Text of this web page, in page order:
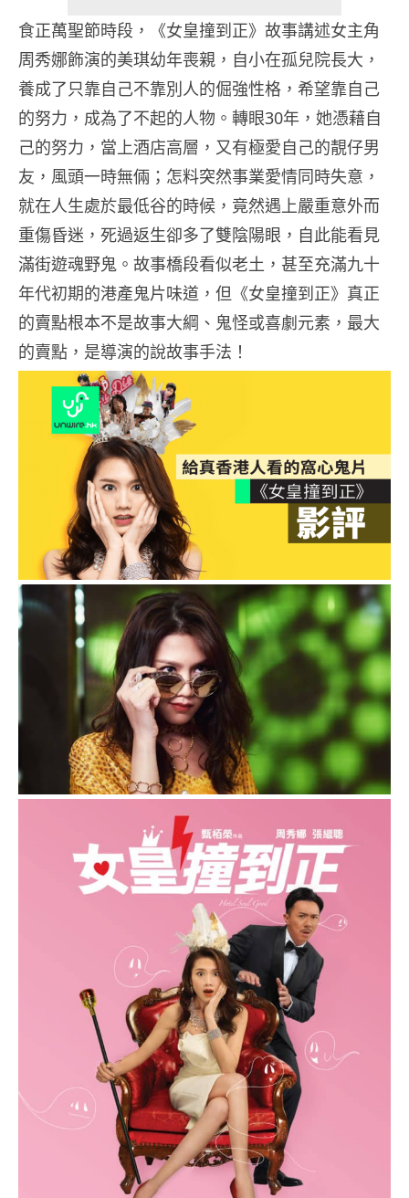
食正萬聖節時段，《女皇撞到正》故事講述女主角
周秀娜飾演的美琪幼年喪親，自小在孤兒院長大，
養成了只靠自己不靠別人的倔強性格，希望靠自己
的努力，成為了不起的人物。轉眼30年，她憑藉自
己的努力，當上酒店高層，又有極愛自己的靚仔男
友，風頭一時無倆；怎料突然事業愛情同時失意，
就在人生處於最低谷的時候，竟然遇上嚴重意外而
重傷昏迷，死過返生卻多了雙陰陽眼，自此能看見
滿街遊魂野鬼。故事橋段看似老土，甚至充滿九十
年代初期的港產鬼片味道，但《女皇撞到正》真正
的賣點根本不是故事大綱、鬼怪或喜劇元素，最大
的賣點，是導演的說故事手法！